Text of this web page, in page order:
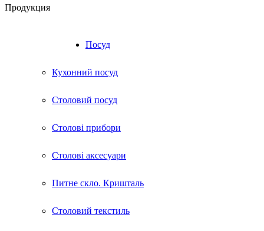
Продукция
Посуд
Кухонний посуд
Столовий посуд
Столові прибори
Столові аксесуари
Питне скло. Кришталь
Столовий текстиль